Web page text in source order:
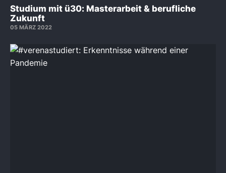
Studium mit ü30: Masterarbeit & berufliche
Zukunft
05 MÄRZ 2022